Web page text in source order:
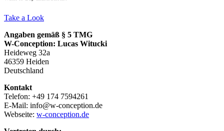
Take a Look
Angaben gemäß § 5 TMG
W-Conception: Lucas Witucki
Heideweg 32a
46359 Heiden
Deutschland
Kontakt
Telefon: +49 174 7594261
E-Mail: info@w-conception.de
Webseite: w-conception.de